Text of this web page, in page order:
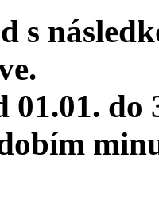
s
01.01. do